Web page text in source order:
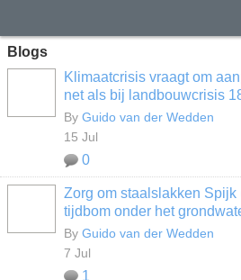
Blogs
Klimaatcrisis vraagt om
net als bij landbouwcrisis
By Guido van der Wedden
15 Jul
0
Zorg om staalslakken Spijk
tijdbom onder het
By Guido van der Wedden
7 Jul
1